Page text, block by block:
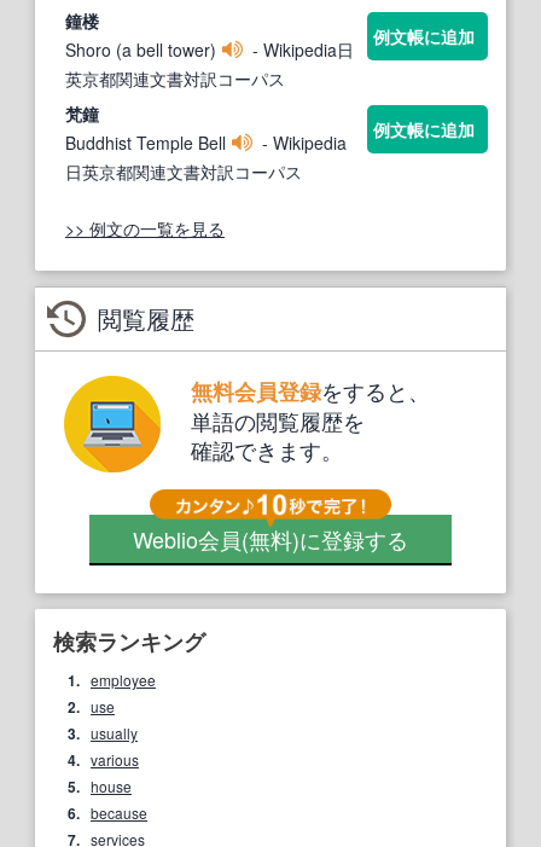
鐘楼
Shoro (a bell tower)
- Wikipedia日
英京都関連文書対訳コーパス
例文帳に追加
梵鐘
Buddhist Temple Bell
- Wikipedia
日英京都関連文書対訳コーパス
例文帳に追加
>> 例文の一覧を見る
閲覧履歴
無料会員登録をすると、
単語の閲覧履歴を
確認できます。
Weblio会員(無料)に登録する
検索ランキング
1. employee
2. use
3. usually
4. various
5. house
6. because
7. services